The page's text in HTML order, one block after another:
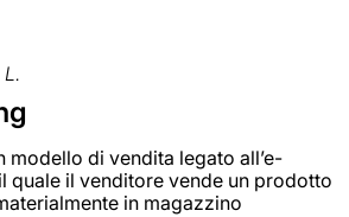
modello di vendita legato all’e-
quale il venditore vende un prodotto
in magazzino